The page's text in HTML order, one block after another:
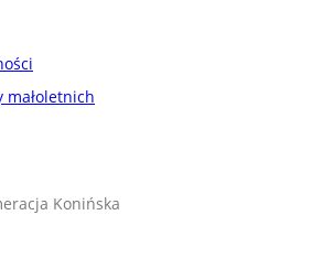
małoletnich
Konińska